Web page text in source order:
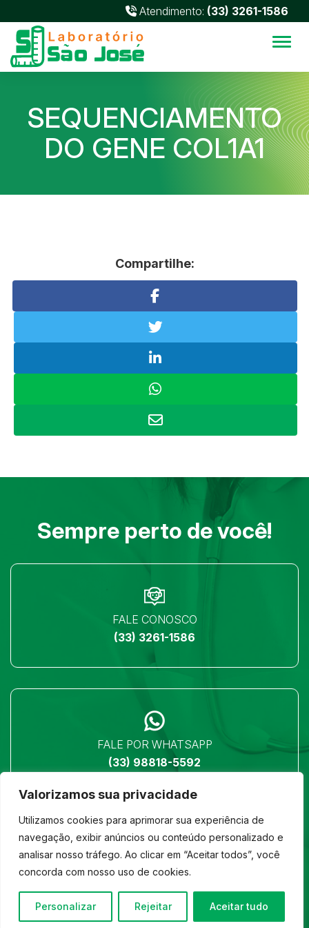
Valorizamos sua privacidade
Utilizamos cookies para aprimorar sua experiência de
navegação, exibir anúncios ou conteúdo personalizado e
analisar nosso tráfego. Ao clicar em “Aceitar todos”, você
concorda com nosso uso de cookies.
Personalizar Rejeitar Aceitar tudo
Atendimento: (33) 3261-1586
SEQUENCIAMENTO
DO GENE COL1A1
Compartilhe:
Sempre perto de você!
FALE CONOSCO
(33) 3261-1586
FALE POR WHATSAPP
(33) 98818-5592
LOCALIZAÇÃO